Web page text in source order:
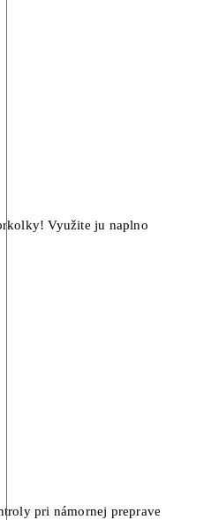
Využite ju naplno
pri námornej preprave